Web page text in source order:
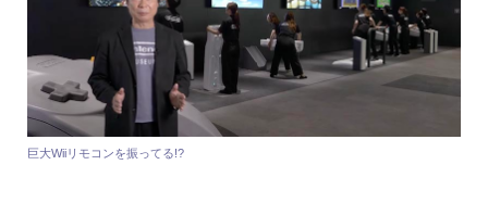
巨大Wiiリモコンを振ってる!?